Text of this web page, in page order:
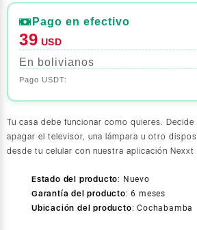
Pago en efectivo
39 USD
En bolivianos
Tu casa debe funcionar como quieres. Decide
apagar el televisor, una lámpara u otro
desde tu celular con nuestra aplicación Nexxt
Estado del producto: Nuevo
Garantía del producto:6 meses
Ubicación del producto:Cochabamba